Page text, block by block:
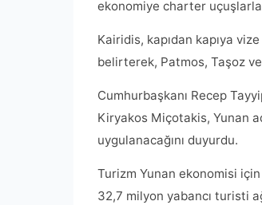
ekonomiye charter uçuşlarla
Kairidis, kapıdan kapıya
belirterek, Patmos, Taşoz
Cumhurbaşkanı Recep
Kiryakos Miçotakis, Yunan
uygulanacağını duyurdu.
Turizm Yunan ekonomisi
32,7 milyon yabancı turisti